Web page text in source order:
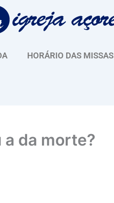
HORÁRIO DAS MISSAS
da morte?